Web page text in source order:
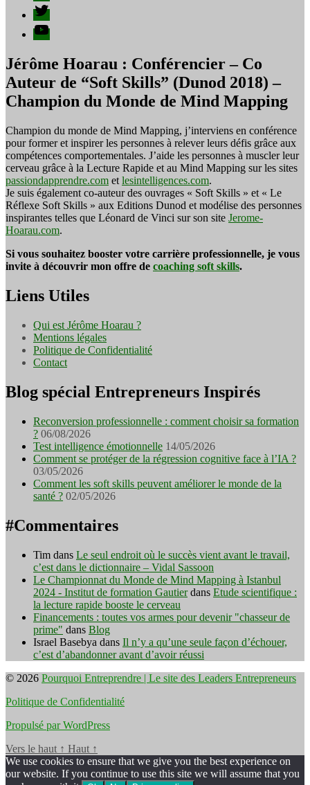
Twitter
YouTube
Jérôme Hoarau : Conférencier – Co
Auteur de “Soft Skills” (Dunod 2018) –
Champion du Monde de Mind Mapping
Champion du monde de Mind Mapping, j’interviens en conférence
pour former et inspirer les personnes à relever leurs défis grâce aux
compétences comportementales. J’aide les personnes à muscler leur
cerveau grâce à la Lecture Rapide et au Mind Mapping sur les sites
passiondapprendre.com et lesintelligences.com.
Je suis également co-auteur des ouvrages « Soft Skills » et « Le
Réflexe Soft Skills » aux Editions Dunod et modélise des personnes
inspirantes telles que Léonard de Vinci sur son site Jerome-
Hoarau.com.
Si vous souhaitez booster votre carrière professionnelle, je vous
invite à découvrir mon offre de coaching soft skills.
Liens Utiles
Qui est Jérôme Hoarau ?
Mentions légales
Politique de Confidentialité
Contact
Blog spécial Entrepreneurs Inspirés
Reconversion professionnelle : comment choisir sa formation
? 06/08/2026
Test intelligence émotionnelle 14/05/2026
Comment se protéger de la régression cognitive face à l’IA ?
03/05/2026
Comment les soft skills peuvent améliorer le monde de la
santé ? 02/05/2026
#Commentaires
Tim dans Le seul endroit où le succès vient avant le travail,
c’est dans le dictionnaire – Vidal Sassoon
Le Championnat du Monde de Mind Mapping à Istanbul
2024 - Institut de formation Gautierdans Etude scientifique :
la lecture rapide booste le cerveau
Financements : toutes vos armes pour devenir "chasseur de
prime" dans Blog
Israel Basebya dans Il n’y a qu’une seule façon d’échouer,
c’est d’abandonner avant d’avoir réussi
© 2026 Pourquoi Entreprendre | Le site des Leaders Entrepreneurs
Politique de Confidentialité
Propulsé par WordPress
Vers le haut ↑ Haut ↑
We use cookies to ensure that we give you the best experience on
our website. If you continue to use this site we will assume that you